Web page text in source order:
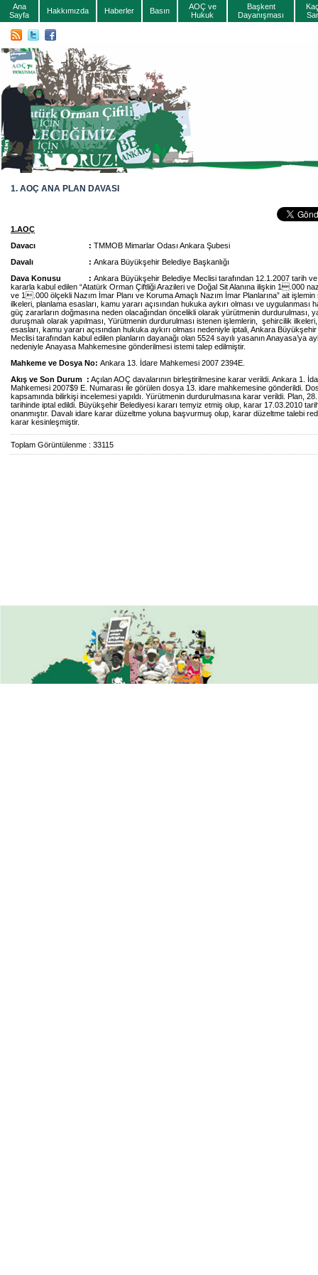
Ana
Sayfa
Hakkımızda Haberler Basın
AOÇ ve
Hukuk
Başkent
Dayanışması
1. AOÇ ANA PLAN DAVASI
1.AOÇ
Davacı : TMMOB Mimarlar Odası Ankara Şubesi
Davalı : Ankara Büyükşehir Belediye Başkanlığı
Dava Konusu : Ankara Büyükşehir Belediye Meclisi tarafından 12.1.2007 tarih ve
kararla kabul edilen “Atatürk Orman Çiftliği Arazileri ve Doğal Sit Alanına ilişkin 1.000
ve 1.000 ölçekli Nazım İmar Planı ve Koruma Amaçlı Nazım İmar Planlarına” ait
ilkeleri, planlama esasları, kamu yararı açısından hukuka aykırı olması ve uygulanması
güç zararların doğmasına neden olacağından öncelikli olarak yürütmenin durdurulması,
duruşmalı olarak yapılması, Yürütmenin durdurulması istenen işlemlerin, şehircilik
esasları, kamu yararı açısından hukuka aykırı olması nedeniyle iptali, Ankara
Meclisi tarafından kabul edilen planların dayanağı olan 5524 sayılı yasanın Anayasa’ya
nedeniyle Anayasa Mahkemesine gönderilmesi istemi talep edilmiştir.
Mahkeme ve Dosya No: Ankara 13. İdare Mahkemesi 2007 2394E.
Akış ve Son Durum : Açılan AOÇ davalarının birleştirilmesine karar verildi. Ankara 1.
Mahkemesi 2007$9 E. Numarası ile görülen dosya 13. idare mahkemesine gönderildi.
kapsamında bilirkişi incelemesi yapıldı. Yürütmenin durdurulmasına karar verildi. Plan,
tarihinde iptal edildi. Büyükşehir Belediyesi kararı temyiz etmiş olup, karar 17.03.2010
onanmıştır. Davalı idare karar düzeltme yoluna başvurmuş olup, karar düzeltme talebi
karar kesinleşmiştir.
Toplam Görüntülenme : 33115